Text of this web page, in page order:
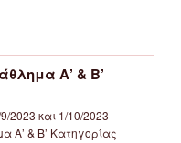
Α’ & Β’
2023 και 1/10/2023
Α’ & Β’ Κατηγορίας